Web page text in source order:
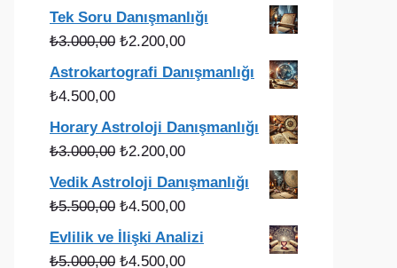
fiyat:
₺6.000,00.
andaki
fiyat:
Tek Soru Danışmanlığı
₺3.000,00 Orijinal
fiyat:
₺2.200,00Şu
Astrokartografi Danışmanlığı
₺4.500,00
Horary Astroloji Danışmanlığı
₺3.000,00 Orijinal
fiyat:
₺3.000,00.
₺2.200,00Şu
fiyat:
Vedik Astroloji Danışmanlığı
₺5.500,00 Orijinal
fiyat:
₺5.500,00.
₺4.500,00Şu
andaki
fiyat:
Evlilik ve İlişki Analizi
₺5.000,00 Orijinal
₺4.500,00Şu